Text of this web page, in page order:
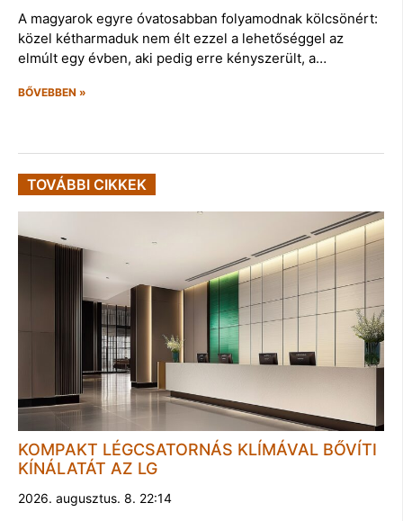
A magyarok egyre óvatosabban folyamodnak kölcsönért:
közel kétharmaduk nem élt ezzel a lehetőséggel az
elmúlt egy évben, aki pedig erre kényszerült, a…
BŐVEBBEN »
TOVÁBBI CIKKEK
KOMPAKT LÉGCSATORNÁS KLÍMÁVAL BŐVÍTI
KÍNÁLATÁT AZ LG
2026. augusztus. 8. 22:14